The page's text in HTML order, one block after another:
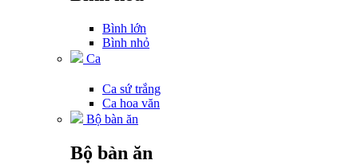
Bình lớn
Bình nhỏ
Ca
Ca sứ trắng
Ca hoa văn
Bộ bàn ăn
Bộ bàn ăn